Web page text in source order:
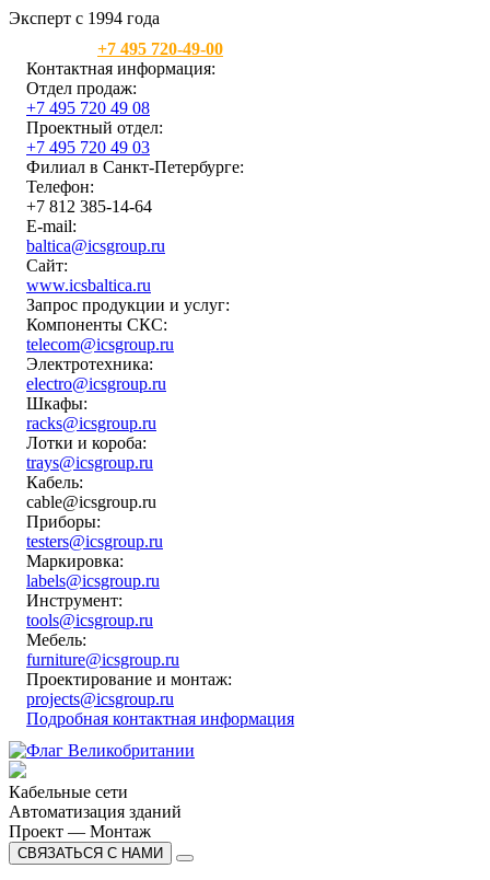
Эксперт с 1994 года
+7 495 720-49-00
Контактная информация:
Отдел продаж:
+7 495 720 49 08
Проектный отдел:
+7 495 720 49 03
Филиал в Санкт-Петербурге:
Телефон:
+7 812 385-14-64
E-mail:
baltica@icsgroup.ru
Сайт:
www.icsbaltica.ru
Запрос продукции и услуг:
Компоненты СКС:
telecom@icsgroup.ru
Электротехника:
electro@icsgroup.ru
Шкафы:
racks@icsgroup.ru
Лотки и короба:
trays@icsgroup.ru
Кабель:
cable@icsgroup.ru
Приборы:
testers@icsgroup.ru
Маркировка:
labels@icsgroup.ru
Инструмент:
tools@icsgroup.ru
Мебель:
furniture@icsgroup.ru
Проектирование и монтаж:
projects@icsgroup.ru
Подробная контактная информация
Кабельные сети
Автоматизация зданий
Проект — Монтаж
СВЯЗАТЬСЯ С НАМИ